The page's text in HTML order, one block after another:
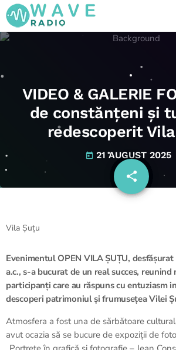
VIDEO & GALERIE
de constănțeni și
redescoperit
today 21 AUGUST 2025
share
email
Vila Șuțu
Evenimentul OPEN VILA ȘUȚU,
a.c., s-a bucurat de un real succes, reunind
participanți care au răspuns cu entuziasm
descoperi patrimoniul și frumusețea Vilei
Atmosfera a fost una de sărbătoare
avut ocazia să se bucure de expoziții de